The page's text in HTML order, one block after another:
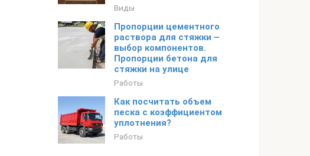
Виды
Пропорции цементного
раствора для стяжки –
выбор компонентов.
Пропорции бетона для
стяжки на улице
Работы
Как посчитать объем
песка с коэффициентом
уплотнения?
Работы